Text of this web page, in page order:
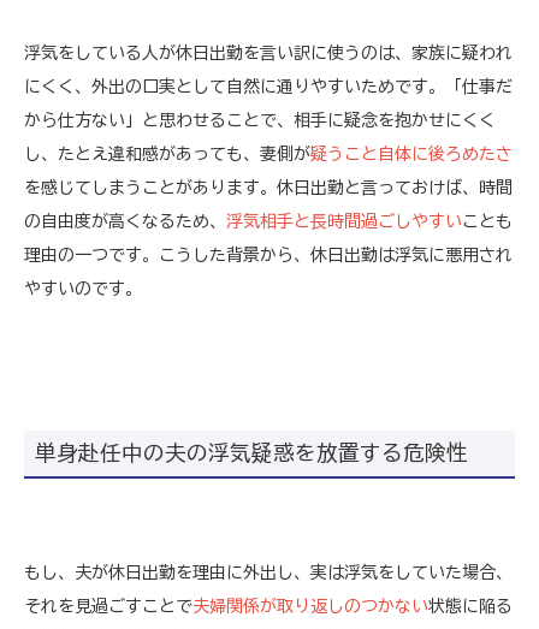
浮気をしている人が休日出勤を言い訳に使うのは、家族に疑われ
にくく、外出の口実として自然に通りやすいためです。「仕事だ
から仕方ない」と思わせることで、相手に疑念を抱かせにくく
し、たとえ違和感があっても、妻側が疑うこと自体に後ろめたさ
を感じてしまうことがあります。休日出勤と言っておけば、時間
の自由度が高くなるため、 浮気相手と長時間過ごしやすいことも
理由の一つです。こうした背景から、休日出勤は浮気に悪用され
やすいのです。
単身赴任中の夫の浮気疑惑を放置する危険性
もし、夫が休日出勤を理由に外出し、実は浮気をしていた場合、
それを見過ごすことで夫婦関係が取り返しのつかない状態に陥る